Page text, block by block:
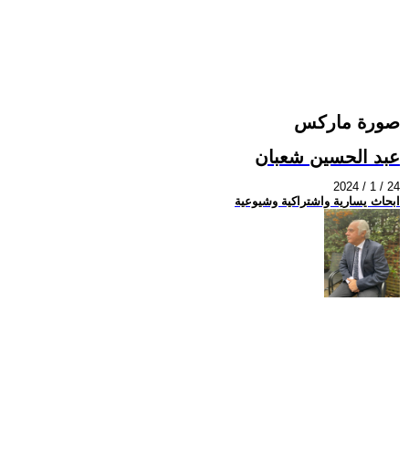
صورة ماركس
عبد الحسين شعبان
2024 / 1 / 24
ابحاث يسارية واشتراكية وشيوعية